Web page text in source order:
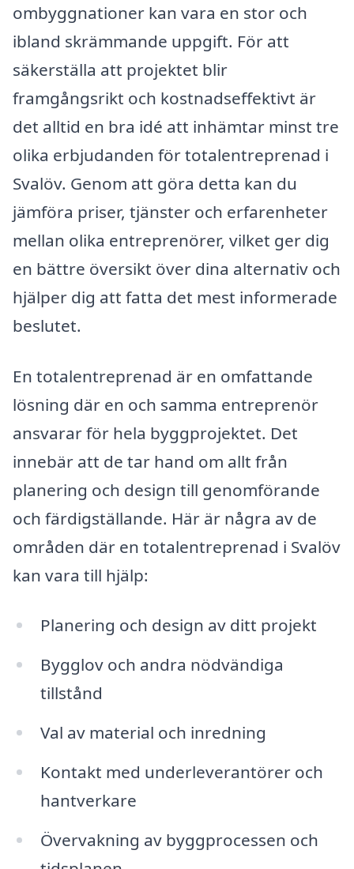
ombyggnationer kan vara en stor och
ibland skrämmande uppgift. För att
säkerställa att projektet blir
framgångsrikt och kostnadseffektivt är
det alltid en bra idé att inhämtar minst tre
olika erbjudanden för totalentreprenad i
Svalöv. Genom att göra detta kan du
jämföra priser, tjänster och erfarenheter
mellan olika entreprenörer, vilket ger dig
en bättre översikt över dina alternativ och
hjälper dig att fatta det mest informerade
beslutet.
En totalentreprenad är en omfattande
lösning där en och samma entreprenör
ansvarar för hela byggprojektet. Det
innebär att de tar hand om allt från
planering och design till genomförande
och färdigställande. Här är några av de
områden där en totalentreprenad i Svalöv
kan vara till hjälp:
Planering och design av ditt projekt
Bygglov och andra nödvändiga
tillstånd
Val av material och inredning
Kontakt med underleverantörer och
hantverkare
Övervakning av byggprocessen och